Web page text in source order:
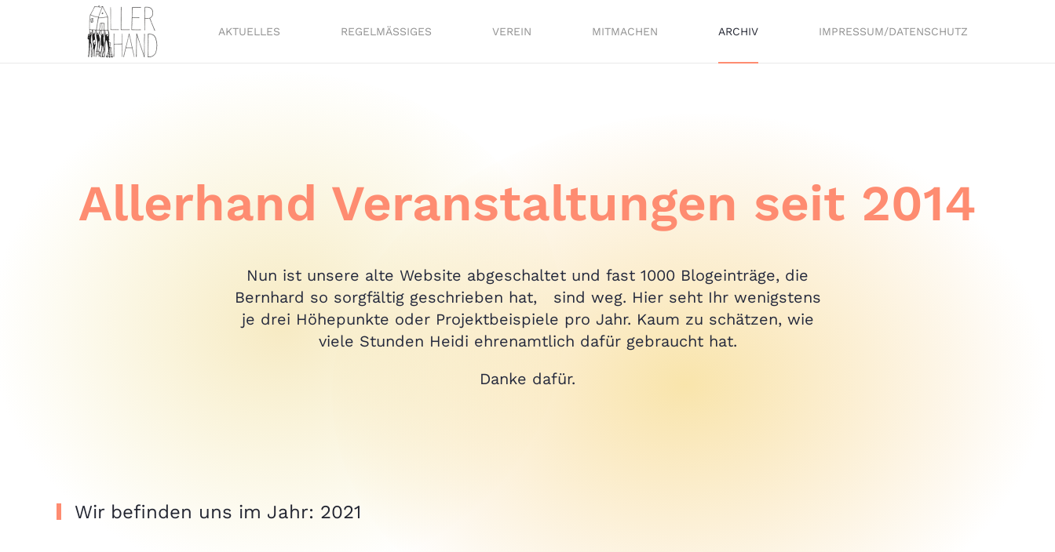
AKTUELLES REGELMÄSSIGES VEREIN MITMACHEN ARCHIV IMPRESSUM/DATENSCHUTZ
Allerhand Veranstaltungen seit 2014
Nun ist unsere alte Website abgeschaltet und fast 1000 Blogeinträge, die
Bernhard so sorgfältig geschrieben hat, sind weg. Hier seht Ihr wenigstens
je drei Höhepunkte oder Projektbeispiele pro Jahr. Kaum zu schätzen, wie
viele Stunden Heidi ehrenamtlich dafür gebraucht hat.
Danke dafür.
Wir befinden uns im Jahr: 2021